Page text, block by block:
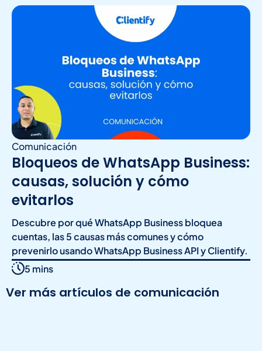
Comunicación
Bloqueos de WhatsApp Business:
causas, solución y cómo
evitarlos
Descubre por qué WhatsApp Business bloquea
cuentas, las 5 causas más comunes y cómo
prevenirlo usando WhatsApp Business API y Clientify.
5 mins
Ver más artículos de comunicación